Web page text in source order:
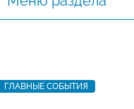
ГЛАВНЫЕ СОБЫТИЯ